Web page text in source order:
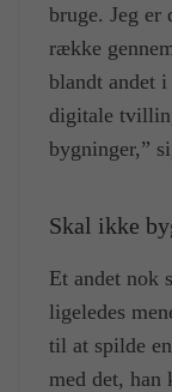
bruge. Jeg er
række
blandt andet
digitale
bygninger,”
Skal ikke
Et andet nok
ligeledes
til at spilde
med det, han